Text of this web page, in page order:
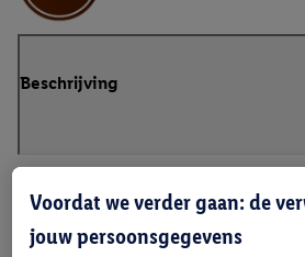
Beschrijving
Voordat we verder gaan: de
jouw persoonsgegevens